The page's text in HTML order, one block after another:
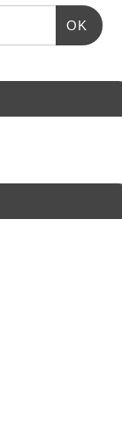
OK